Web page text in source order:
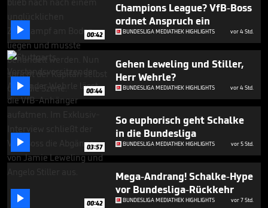
 00:42
Champions League? VfB-Boss
ordnet Anspruch ein
BUNDESLIGA MEDIATHEK HIGHLIGHTS vor 4 Std.
 00:44
Gehen Leweling und Stiller,
Herr Wehrle?
BUNDESLIGA MEDIATHEK HIGHLIGHTS vor 4 Std.
 03:57
So euphorisch geht Schalke
in die Bundesliga
BUNDESLIGA MEDIATHEK HIGHLIGHTS vor 5 Std.
 00:42
Mega-Andrang! Schalke-Hype
vor Bundesliga-Rückkehr
BUNDESLIGA MEDIATHEK HIGHLIGHTS vor 7 Std.